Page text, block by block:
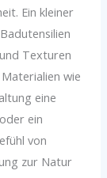
Ein kleiner
Texturen
wie
eine
ein
von
zur Natur